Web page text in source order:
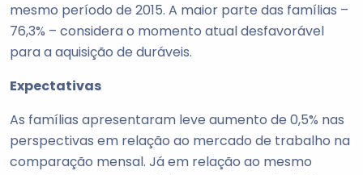
mesmo período de 2015. A maior parte das famílias –
76,3% – considera o momento atual desfavorável
para a aquisição de duráveis.
Expectativas
As famílias apresentaram leve aumento de 0,5% nas
perspectivas em relação ao mercado de trabalho na
comparação mensal. Já em relação ao mesmo